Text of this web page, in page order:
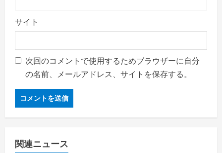
サイト
次回のコメントで使用するためブラウザーに自分
の名前、メールアドレス、サイトを保存する。
関連ニュース